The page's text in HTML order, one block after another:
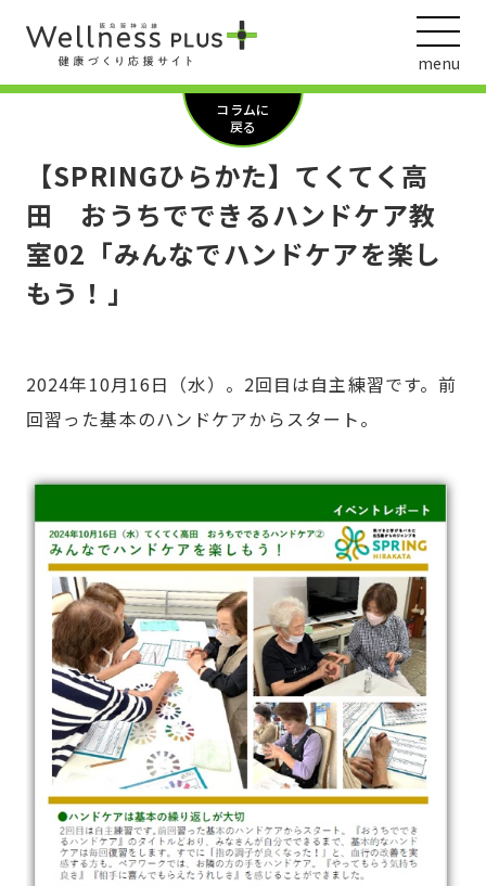
menu
コラムに
戻る
【SPRINGひらかた】てくてく高
田 おうちでできるハンドケア教
室02「みんなでハンドケアを楽し
もう！」
2024年10月16日（水）。2回目は自主練習です。前
回習った基本のハンドケアからスタート。
ウェルネス動画
阪急阪神ホールディングス